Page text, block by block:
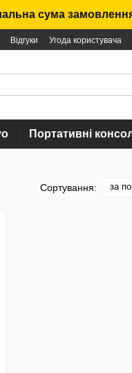
сума
Відгуки Угода користувача
Портативні
Сортування: за